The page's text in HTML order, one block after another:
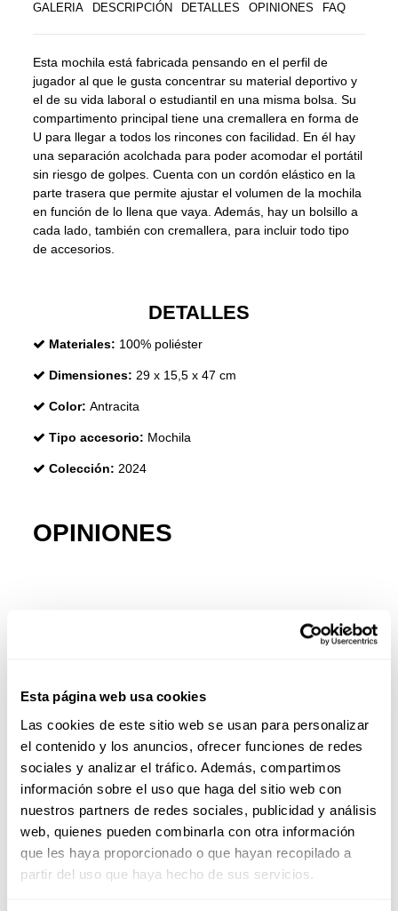
Esta página web usa cookies
Las cookies de este sitio web se usan para personalizar
el contenido y los anuncios, ofrecer funciones de redes
sociales y analizar el tráfico. Además, compartimos
información sobre el uso que haga del sitio web con
nuestros partners de redes sociales, publicidad y análisis
web, quienes pueden combinarla con otra información
que les haya proporcionado o que hayan recopilado a
partir del uso que haya hecho de sus servicios.
GALERIA DESCRIPCIÓN DETALLES OPINIONES FAQ
Esta mochila está fabricada pensando en el perfil de
jugador al que le gusta concentrar su material deportivo y
el de su vida laboral o estudiantil en una misma bolsa. Su
compartimento principal tiene una cremallera en forma de
U para llegar a todos los rincones con facilidad. En él hay
una separación acolchada para poder acomodar el portátil
sin riesgo de golpes. Cuenta con un cordón elástico en la
parte trasera que permite ajustar el volumen de la mochila
en función de lo llena que vaya. Además, hay un bolsillo a
cada lado, también con cremallera, para incluir todo tipo
de accesorios.
DETALLES
Materiales: 100% poliéster
Dimensiones: 29 x 15,5 x 47 cm
Color: Antracita
Tipo accesorio: Mochila
Colección: 2024
OPINIONES